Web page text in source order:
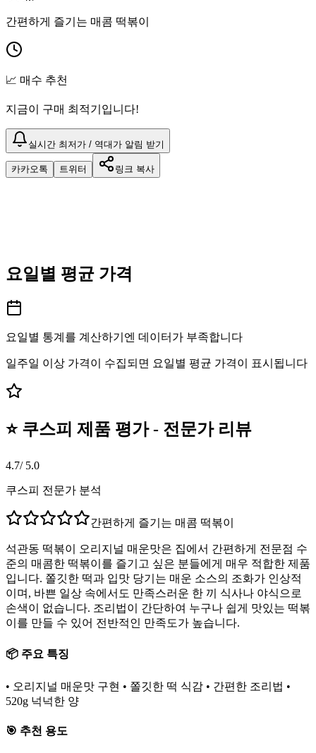
간편하게 즐기는 매콤 떡볶이
📈 매수 추천
지금이 구매 최적기입니다!
실시간 최저가 / 역대가 알림 받기
카카오톡 트위터 링크 복사
요일별 평균 가격
요일별 통계를 계산하기엔 데이터가 부족합니다
일주일 이상 가격이 수집되면 요일별 평균 가격이 표시됩니다
⭐ 쿠스피 제품 평가 - 전문가 리뷰
4.7/ 5.0
쿠스피 전문가 분석
간편하게 즐기는 매콤 떡볶이
석관동 떡볶이 오리지널 매운맛은 집에서 간편하게 전문점 수
준의 매콤한 떡볶이를 즐기고 싶은 분들에게 매우 적합한 제품
입니다. 쫄깃한 떡과 입맛 당기는 매운 소스의 조화가 인상적
이며, 바쁜 일상 속에서도 만족스러운 한 끼 식사나 야식으로
손색이 없습니다. 조리법이 간단하여 누구나 쉽게 맛있는 떡볶
이를 만들 수 있어 전반적인 만족도가 높습니다.
📦 주요 특징
• 오리지널 매운맛 구현 • 쫄깃한 떡 식감 • 간편한 조리법 •
520g 넉넉한 양
🎯 추천 용도